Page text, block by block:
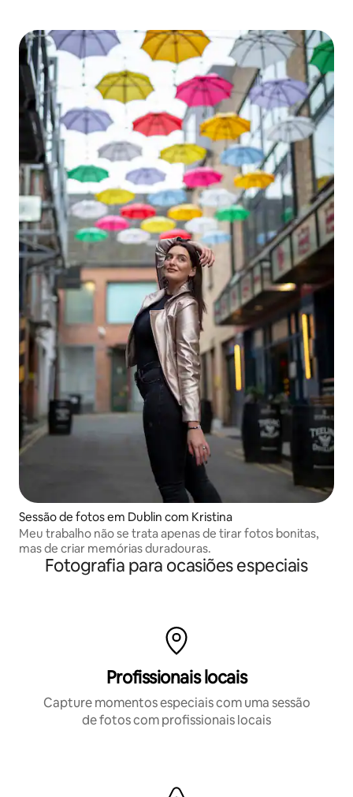
Sessão de fotos em Dublin com Kristina
Meu trabalho não se trata apenas de tirar fotos bonitas,
mas de criar memórias duradouras.
Fotografia para ocasiões especiais
Profissionais locais
Capture momentos especiais com uma sessão
de fotos com profissionais locais